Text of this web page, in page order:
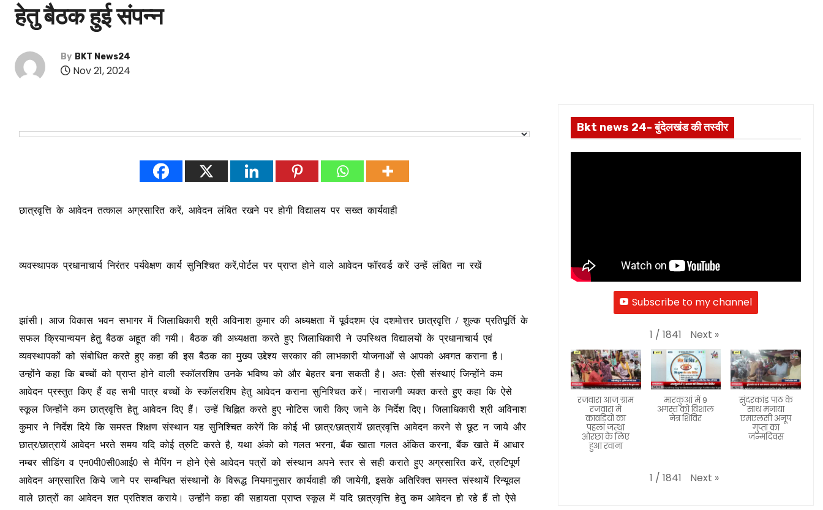
हेतु बैठक हुई संपन्न
By BKT News24
Nov 21, 2024
छात्रवृत्ति के आवेदन तत्काल अग्रसारित करें, आवेदन लंबित रखने पर होगी विद्यालय पर सख्त कार्यवाही
व्यवस्थापक प्रधानाचार्य निरंतर पर्यवेक्षण कार्य सुनिश्चित करें,पोर्टल पर प्राप्त होने वाले आवेदन फॉरवर्ड करें उन्हें लंबित ना रखें
झांसी। आज विकास भवन सभागर में जिलाधिकारी श्री अविनाश कुमार की अध्यक्षता में पूर्वदशम एंव दशमोत्तर छात्रवृत्ति / शुल्क प्रतिपूर्ति के
सफल क्रियान्वयन हेतु बैठक अहूत की गयी। बैठक की अध्यक्षता करते हुए जिलाधिकारी ने उपस्थित विद्यालयों के प्रधानाचार्य एवं
व्यवस्थापकों को संबोधित करते हुए कहा की इस बैठक का मुख्य उद्देश्य सरकार की लाभकारी योजनाओं से आपको अवगत कराना है।
उन्होंने कहा कि बच्चों को प्राप्त होने वाली स्कॉलरशिप उनके भविष्य को और बेहतर बना सकती है। अतः ऐसी संस्थाएं जिन्होंने कम
आवेदन प्रस्तुत किए हैं वह सभी पात्र बच्चों के स्कॉलरशिप हेतु आवेदन कराना सुनिश्चित करें। नाराजगी व्यक्त करते हुए कहा कि ऐसे
स्कूल जिन्होंने कम छात्रवृत्ति हेतु आवेदन दिए हैं। उन्हें चिह्नित करते हुए नोटिस जारी किए जाने के निर्देश दिए। जिलाधिकारी श्री अविनाश
कुमार ने निर्देश दिये कि समस्त शिक्षण संस्थान यह सुनिश्चित करेगें कि कोई भी छात्र/छात्रायें छात्रवृत्ति आवेदन करने से छूट न जाये और
छात्र/छात्रायें आवेदन भरते समय यदि कोई त्रुटि करते है, यथा अंको को गलत भरना, बैंक खाता गलत अंकित करना, बैंक खाते में आधार
नम्बर सीडिंग व एन0पी0सी0आई0 से मैपिंग न होने ऐसे आवेदन पत्रों को संस्थान अपने स्तर से सही कराते हुए अग्रसारित करें, त्रुटिपूर्ण
आवेदन अग्रसारित किये जाने पर सम्बन्धित संस्थानों के विरूद्ध नियमानुसार कार्यवाही की जायेगी, इसके अतिरिक्त समस्त संस्थायें रिन्यूवल
वाले छात्रों का आवेदन शत प्रतिशत कराये। उन्होंने कहा की सहायता प्राप्त स्कूल में यदि छात्रवृत्ति हेतु कम आवेदन हो रहे हैं तो ऐसे
Bkt news 24- बुंदेलखंड की तस्वीर
Subscribe to my channel
1 / 1841 Next »
रजवारा आज ग्राम
रजवारा में
कावड़ियों का
पहला जत्था
ओरछा के लिए
हुआ रवाना
मारकुआं में 9
अगस्त को विशाल
नेत्र शिविर
सुंदरकांड पाठ के
साथ मनाया
एमएलसी अनूप
गुप्ता का
जन्मदिवस
1 / 1841 Next »